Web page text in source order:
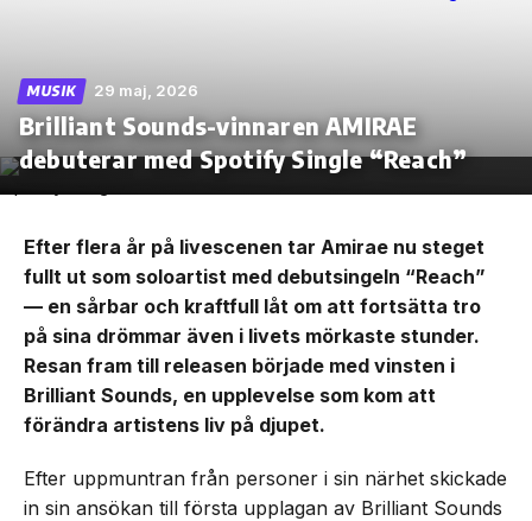
Skip
the
MUSIK 29 maj, 2026
Brilliant Sounds-vinnaren AMIRAE
debuterar med Spotify Single “Reach”
Efter flera år på livescenen tar Amirae nu steget
fullt ut som soloartist med debutsingeln “Reach”
— en sårbar och kraftfull låt om att fortsätta tro
på sina drömmar även i livets mörkaste stunder.
Resan fram till releasen började med vinsten i
Brilliant Sounds, en upplevelse som kom att
förändra artistens liv på djupet.
Efter uppmuntran från personer i sin närhet skickade
in sin ansökan till första upplagan av Brilliant Sounds